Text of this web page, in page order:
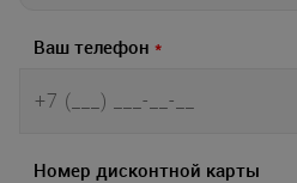
Ваш телефон *
Номер дисконтной карты